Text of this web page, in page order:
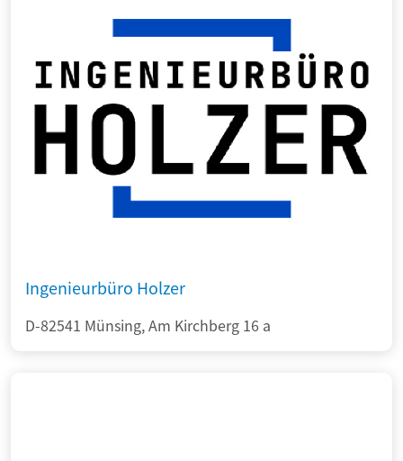
Ingenieurbüro Holzer
D-82541 Münsing, Am Kirchberg 16 a